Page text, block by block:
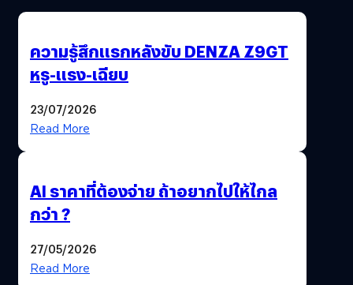
ความรู้สึกแรกหลังขับ DENZA Z9GT
หรู-แรง-เฉียบ
23/07/2026
Read More
AI ราคาที่ต้องจ่าย ถ้าอยากไปให้ไกล
กว่า ?
27/05/2026
Read More